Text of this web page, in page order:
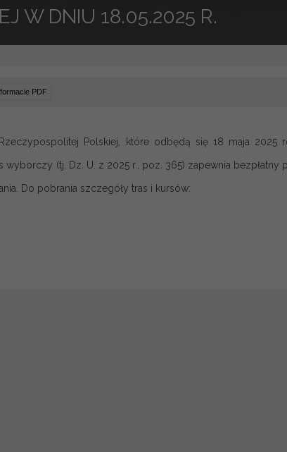
W DNIU 18.05.2025 R.
PDF
Polskiej, które odbędą się 18 maja 2025
wyborczy (tj. Dz. U. z 2025 r., poz. 365) zapewnia bezpłatny
Do pobrania szczegóły tras i kursów: